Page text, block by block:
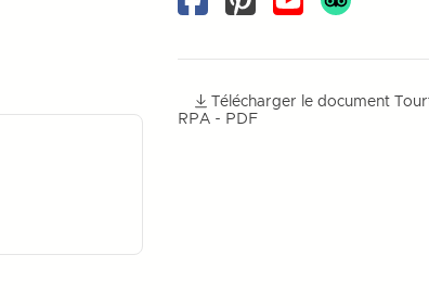
FacebookPinterestYoutube
Télécharger le document
RPA - PDF